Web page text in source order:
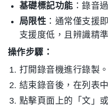
基礎標記功能 ：錄音
局限性 ：通常僅支援
支援度低，且辨識精
操作步驟：
打開錄音機進行錄製。
結束錄音後，在列表
點擊頁面上的「文」